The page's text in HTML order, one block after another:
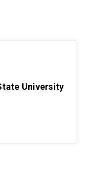
University